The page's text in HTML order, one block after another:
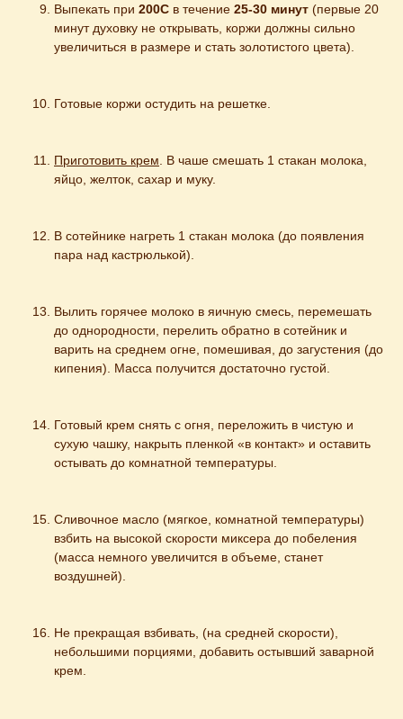
Выпекать при 200С в течение 25-30 минут (первые 20
минут духовку не открывать, коржи должны сильно
увеличиться в размере и стать золотистого цвета).
Готовые коржи остудить на решетке.
Приготовить крем . В чаше смешать 1 стакан молока,
яйцо, желток, сахар и муку.
В сотейнике нагреть 1 стакан молока (до появления
пара над кастрюлькой).
Вылить горячее молоко в яичную смесь, перемешать
до однородности, перелить обратно в сотейник и
варить на среднем огне, помешивая, до загустения (до
кипения). Масса получится достаточно густой.
Готовый крем снять с огня, переложить в чистую и
сухую чашку, накрыть пленкой «в контакт» и оставить
остывать до комнатной температуры.
Сливочное масло (мягкое, комнатной температуры)
взбить на высокой скорости миксера до побеления
(масса немного увеличится в объеме, станет
воздушней).
Не прекращая взбивать, (на средней скорости),
небольшими порциями, добавить остывший заварной
крем.